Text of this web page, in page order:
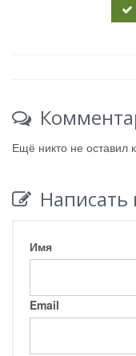
Ещё никто не оставил
Имя
Email